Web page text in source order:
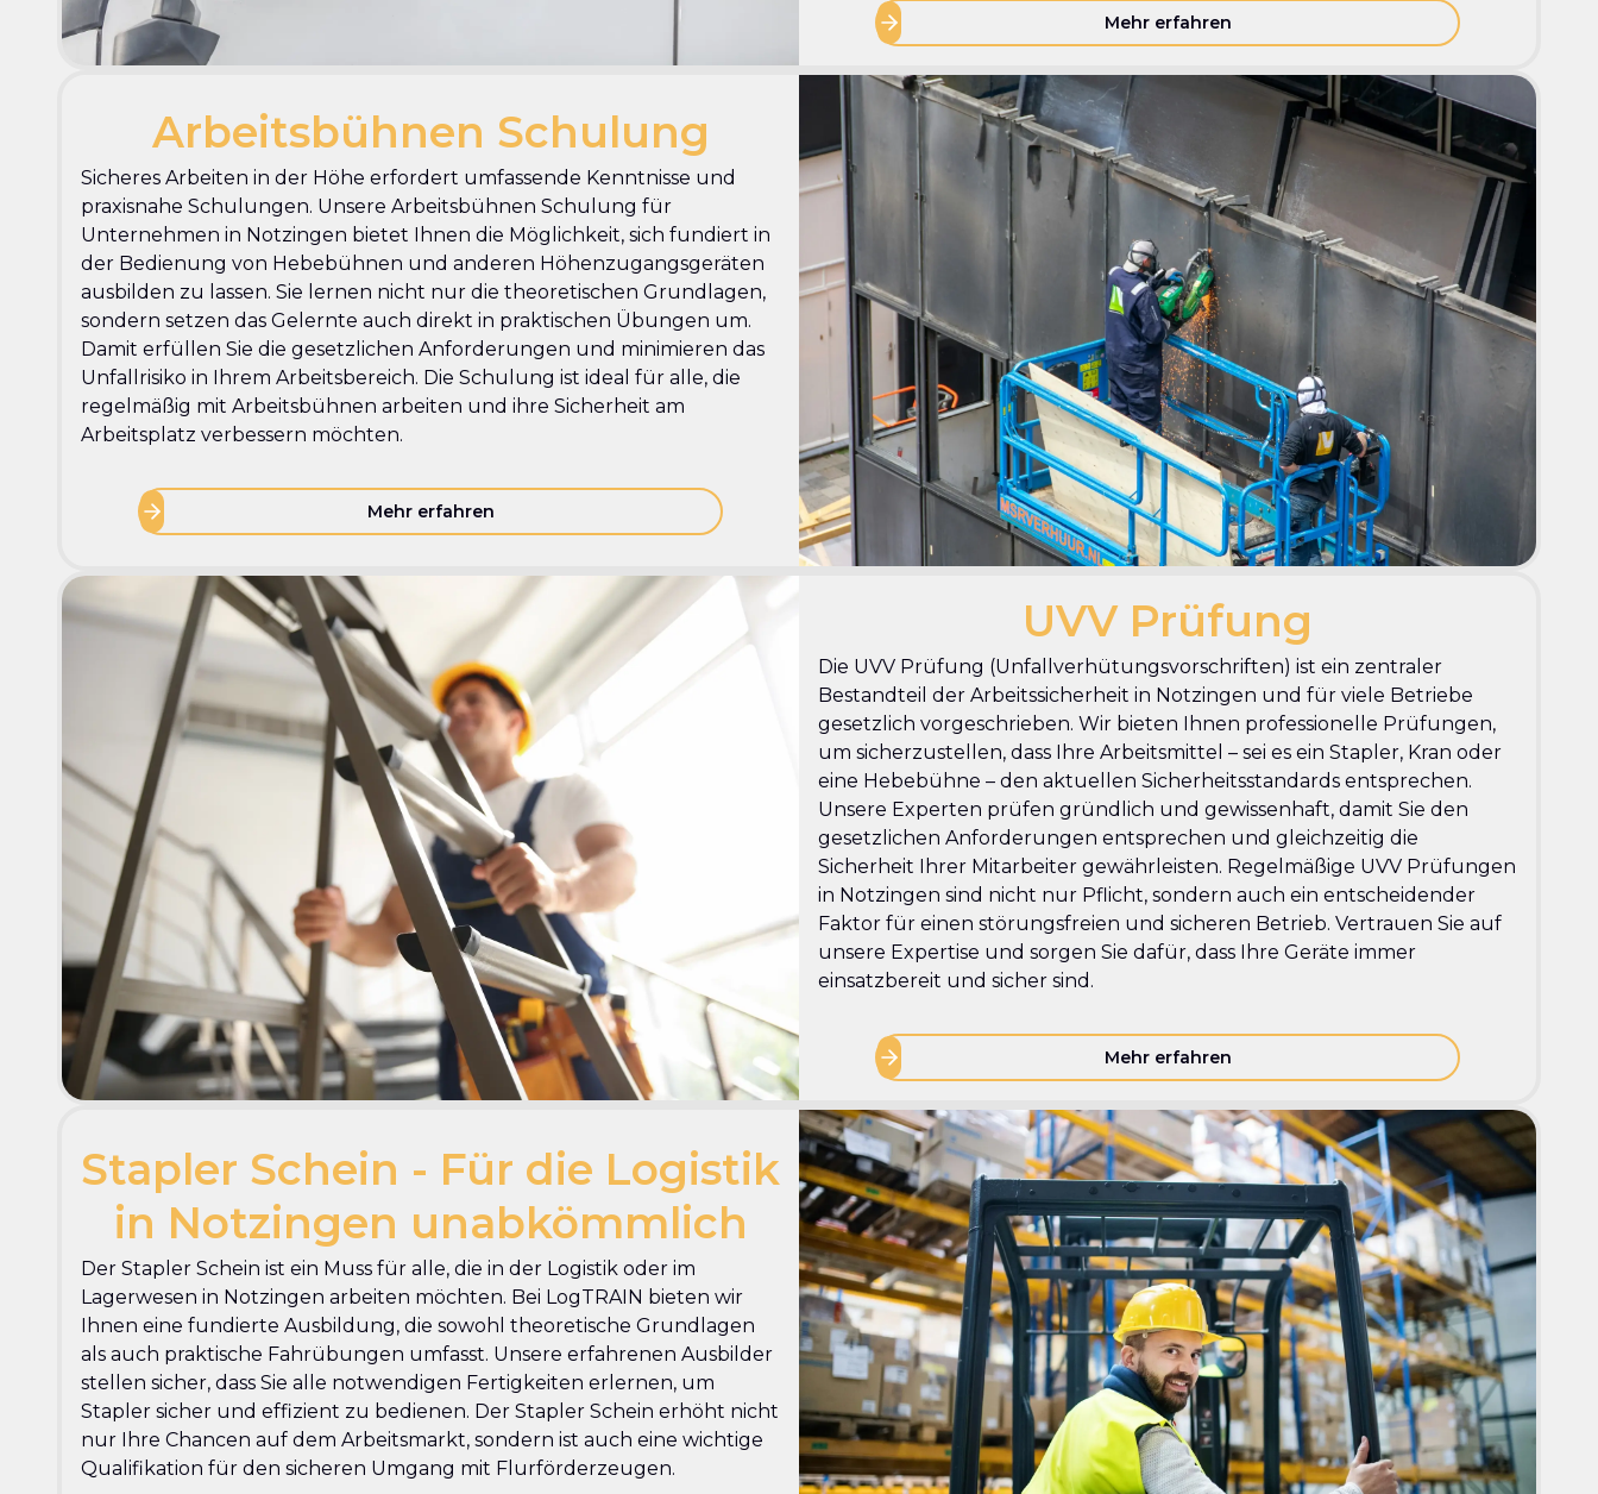
Mehr erfahren
Arbeitsbühnen Schulung
Sicheres Arbeiten in der Höhe erfordert umfassende Kenntnisse und
praxisnahe Schulungen. Unsere Arbeitsbühnen Schulung für
Unternehmen in Notzingen bietet Ihnen die Möglichkeit, sich fundiert in
der Bedienung von Hebebühnen und anderen Höhenzugangsgeräten
ausbilden zu lassen. Sie lernen nicht nur die theoretischen Grundlagen,
sondern setzen das Gelernte auch direkt in praktischen Übungen um.
Damit erfüllen Sie die gesetzlichen Anforderungen und minimieren das
Unfallrisiko in Ihrem Arbeitsbereich. Die Schulung ist ideal für alle, die
regelmäßig mit Arbeitsbühnen arbeiten und ihre Sicherheit am
Arbeitsplatz verbessern möchten.
Mehr erfahren
UVV Prüfung
Die UVV Prüfung (Unfallverhütungsvorschriften) ist ein zentraler
Bestandteil der Arbeitssicherheit in Notzingen und für viele Betriebe
gesetzlich vorgeschrieben. Wir bieten Ihnen professionelle Prüfungen,
um sicherzustellen, dass Ihre Arbeitsmittel – sei es ein Stapler, Kran oder
eine Hebebühne – den aktuellen Sicherheitsstandards entsprechen.
Unsere Experten prüfen gründlich und gewissenhaft, damit Sie den
gesetzlichen Anforderungen entsprechen und gleichzeitig die
Sicherheit Ihrer Mitarbeiter gewährleisten. Regelmäßige UVV Prüfungen
in Notzingen sind nicht nur Pflicht, sondern auch ein entscheidender
Faktor für einen störungsfreien und sicheren Betrieb. Vertrauen Sie auf
unsere Expertise und sorgen Sie dafür, dass Ihre Geräte immer
einsatzbereit und sicher sind.
Mehr erfahren
Stapler Schein - Für die Logistik
in Notzingen unabkömmlich
Der Stapler Schein ist ein Muss für alle, die in der Logistik oder im
Lagerwesen in Notzingen arbeiten möchten. Bei LogTRAIN bieten wir
Ihnen eine fundierte Ausbildung, die sowohl theoretische Grundlagen
als auch praktische Fahrübungen umfasst. Unsere erfahrenen Ausbilder
stellen sicher, dass Sie alle notwendigen Fertigkeiten erlernen, um
Stapler sicher und effizient zu bedienen. Der Stapler Schein erhöht nicht
nur Ihre Chancen auf dem Arbeitsmarkt, sondern ist auch eine wichtige
Qualifikation für den sicheren Umgang mit Flurförderzeugen.